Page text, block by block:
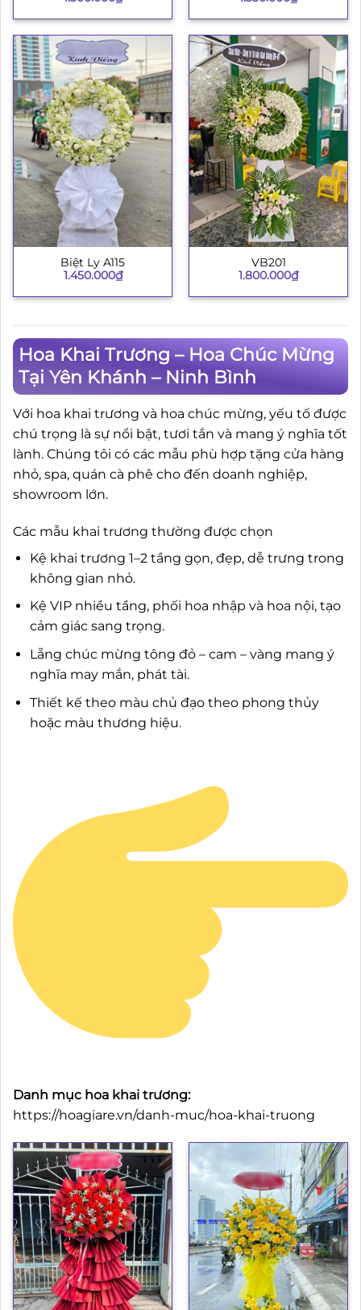
Biệt Ly A115
1.450.000₫
VB201
1.800.000₫
Hoa Khai Trương – Hoa Chúc Mừng
Tại Yên Khánh – Ninh Bình
Với hoa khai trương và hoa chúc mừng, yếu tố được
chú trọng là sự nổi bật, tươi tắn và mang ý nghĩa tốt
lành. Chúng tôi có các mẫu phù hợp tặng cửa hàng
nhỏ, spa, quán cà phê cho đến doanh nghiệp,
showroom lớn.
Các mẫu khai trương thường được chọn
Kệ khai trương 1–2 tầng gọn, đẹp, dễ trưng trong
không gian nhỏ.
Kệ VIP nhiều tầng, phối hoa nhập và hoa nội, tạo
cảm giác sang trọng.
Lẵng chúc mừng tông đỏ – cam – vàng mang ý
nghĩa may mắn, phát tài.
Thiết kế theo màu chủ đạo theo phong thủy
hoặc màu thương hiệu.
Danh mục hoa khai trương:
https://hoagiare.vn/danh-muc/hoa-khai-truong